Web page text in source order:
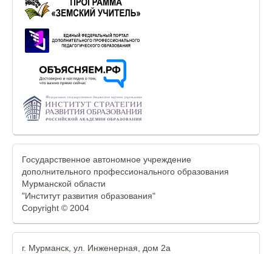
Государственное автономное учреждение
дополнительного профессионального образования
Мурманской области
"Институт развития образования"
Copyright © 2004
г. Мурманск, ул. Инженерная, дом 2а